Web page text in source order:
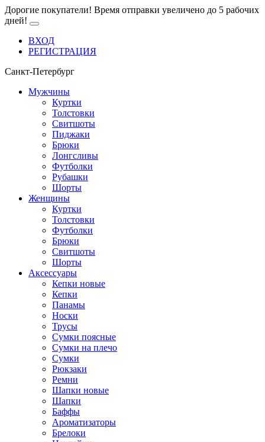
Дорогие покупатели! Время отправки увеличено до 5 рабочих
дней!
ВХОД
РЕГИСТРАЦИЯ
Санкт-Петербург
Мужчины
Куртки
Толстовки
Свитшоты
Пиджаки
Брюки
Лонгсливы
Футболки
Рубашки
Шорты
Женщины
Куртки
Толстовки
Футболки
Брюки
Свитшоты
Шорты
Аксессуары
Кепки новые
Кепки
Панамы
Носки
Трусы
Сумки поясные
Сумки на плечо
Сумки
Рюкзаки
Ремни
Шапки новые
Шапки
Баффы
Ароматизаторы
Брелоки